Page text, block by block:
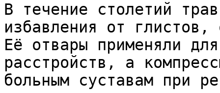
В течение столетий
избавления от
Её отвары применяли
расстройств, а
больным суставам при